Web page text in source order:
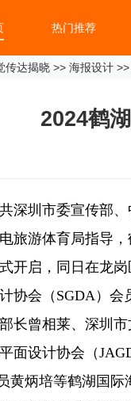
热门推荐
传达揭晓 >> 海报设计
2024鹤
深圳市委宣传部
旅游体育局指导
开启，同日在龙
会（SGDA）会
曾相莱、深圳市
面设计协会（
黄炳培等鹤湖国